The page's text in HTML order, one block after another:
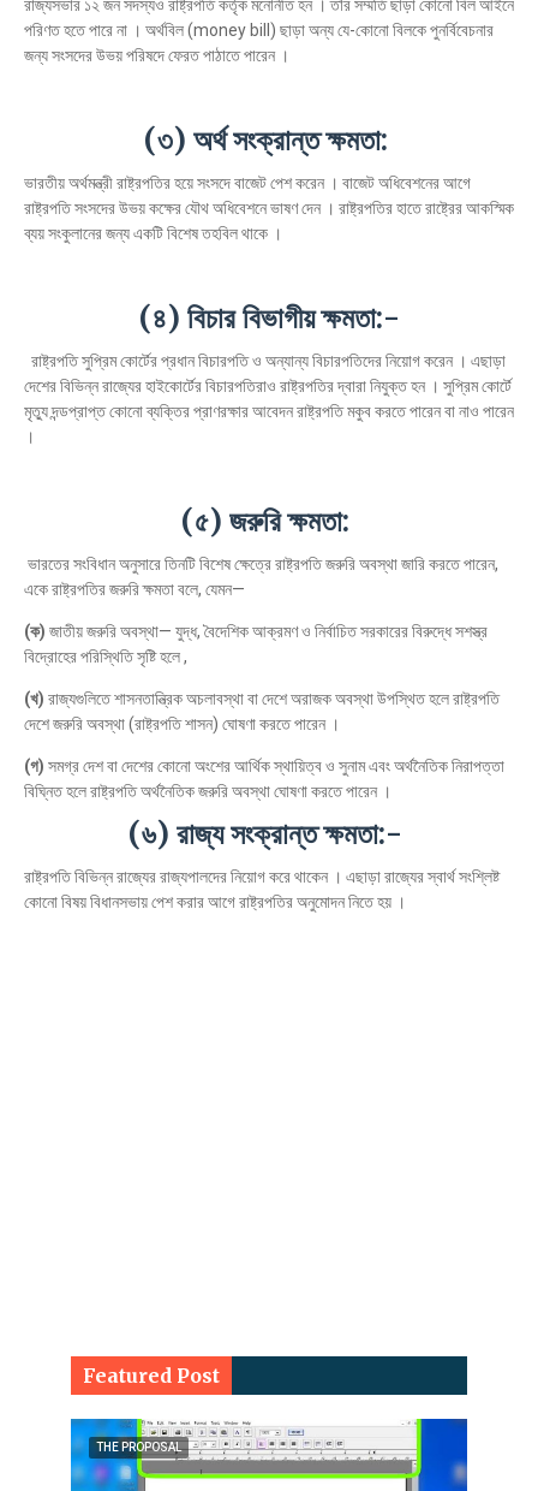
রাজ্যসভার ১২ জন সদস্যও রাষ্ট্রপতি কর্তৃক মনোনীত হন । তাঁর সম্মতি ছাড়া কোনো বিল আইনে
পরিণত হতে পারে না । অর্থবিল (money bill) ছাড়া অন্য যে-কোনো বিলকে পুনর্বিবেচনার
জন্য সংসদের উভয় পরিষদে ফেরত পাঠাতে পারেন ।
(৩) অর্থ সংক্রান্ত ক্ষমতা:
ভারতীয় অর্থমন্ত্রী রাষ্ট্রপতির হয়ে সংসদে বাজেট পেশ করেন । বাজেট অধিবেশনের আগে
রাষ্ট্রপতি সংসদের উভয় কক্ষের যৌথ অধিবেশনে ভাষণ দেন । রাষ্ট্রপতির হাতে রাষ্ট্রের আকস্মিক
ব্যয় সংকুলানের জন্য একটি বিশেষ তহবিল থাকে ।
(৪) বিচার বিভাগীয় ক্ষমতা:-
রাষ্ট্রপতি সুপ্রিম কোর্টের প্রধান বিচারপতি ও অন্যান্য বিচারপতিদের নিয়োগ করেন । এছাড়া
দেশের বিভিন্ন রাজ্যের হাইকোর্টের বিচারপতিরাও রাষ্ট্রপতির দ্বারা নিযুক্ত হন । সুপ্রিম কোর্টে
মৃত্যু দন্ডপ্রাপ্ত কোনো ব্যক্তির প্রাণরক্ষার আবেদন রাষ্ট্রপতি মকুব করতে পারেন বা নাও পারেন
।
(৫) জরুরি ক্ষমতা:
ভারতের সংবিধান অনুসারে তিনটি বিশেষ ক্ষেত্রে রাষ্ট্রপতি জরুরি অবস্থা জারি করতে পারেন,
একে রাষ্ট্রপতির জরুরি ক্ষমতা বলে, যেমন—
(ক) জাতীয় জরুরি অবস্থা— যুদ্ধ, বৈদেশিক আক্রমণ ও নির্বাচিত সরকারের বিরুদ্ধে সশস্ত্র
বিদ্রোহের পরিস্থিতি সৃষ্টি হলে ,
(খ) রাজ্যগুলিতে শাসনতান্ত্রিক অচলাবস্থা বা দেশে অরাজক অবস্থা উপস্থিত হলে রাষ্ট্রপতি
দেশে জরুরি অবস্থা (রাষ্ট্রপতি শাসন) ঘোষণা করতে পারেন ।
(গ) সমগ্র দেশ বা দেশের কোনো অংশের আর্থিক স্থায়িত্ব ও সুনাম এবং অর্থনৈতিক নিরাপত্তা
বিঘ্নিত হলে রাষ্ট্রপতি অর্থনৈতিক জরুরি অবস্থা ঘোষণা করতে পারেন ।
(৬) রাজ্য সংক্রান্ত ক্ষমতা:-
রাষ্ট্রপতি বিভিন্ন রাজ্যের রাজ্যপালদের নিয়োগ করে থাকেন । এছাড়া রাজ্যের স্বার্থ সংশ্লিষ্ট
কোনো বিষয় বিধানসভায় পেশ করার আগে রাষ্ট্রপতির অনুমোদন নিতে হয় ।
Featured Post
THE PROPOSAL